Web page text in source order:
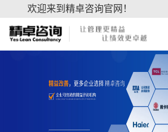
欢迎来到精卓咨询官网！